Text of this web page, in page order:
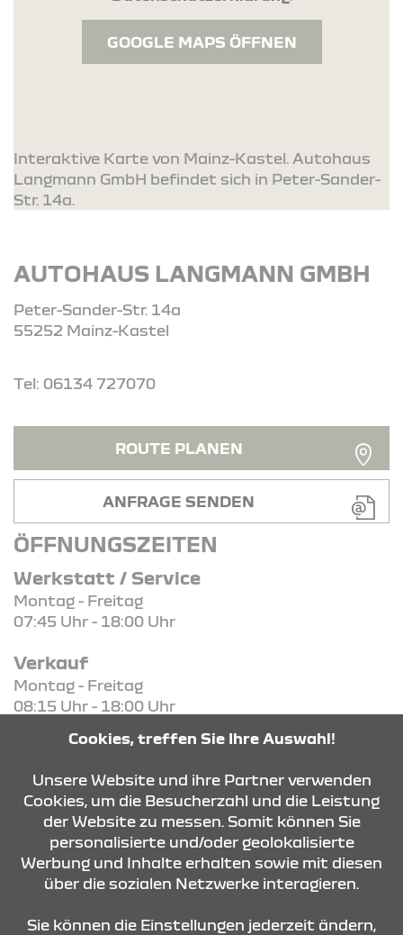
GOOGLE MAPS ÖFFNEN
Interaktive Karte von Mainz-Kastel. Autohaus
Langmann GmbH befindet sich in Peter-Sander-
Str. 14a.
AUTOHAUS LANGMANN GMBH
Peter-Sander-Str. 14a
55252 Mainz-Kastel
Tel: 06134 727070
ROUTE PLANEN
ANFRAGE SENDEN
ÖFFNUNGSZEITEN
Werkstatt / Service
Montag - Freitag
07:45 Uhr - 18:00 Uhr
Verkauf
Montag - Freitag
08:15 Uhr - 18:00 Uhr
09:00 Uhr - 13:00 Uhr
KONTAKT & ANFAHRT
Cookies, treffen Sie Ihre Auswahl!
Unsere Website und ihre Partner verwenden
Cookies, um die Besucherzahl und die Leistung
der Website zu messen. Somit können Sie
personalisierte und/oder geolokalisierte
Werbung und Inhalte erhalten sowie mit diesen
über die sozialen Netzwerke interagieren.
Sie können die Einstellungen jederzeit ändern,